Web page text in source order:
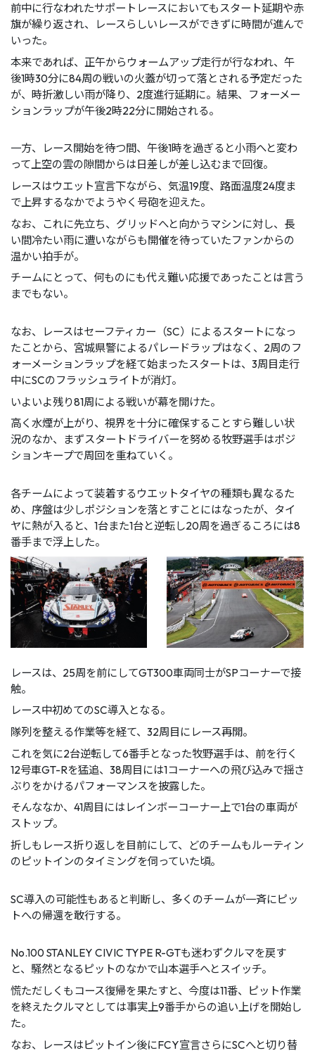
前中に⾏なわれたサポートレースにおいてもスタート延期や⾚
旗が繰り返され、レースらしいレースができずに時間が進んで
いった。
本来であれば、正午からウォームアップ⾛⾏が⾏なわれ、午
後1時30分に84周の戦いの⽕蓋が切って落とされる予定だった
が、時折激しい⾬が降り、2度進⾏延期に。結果、フォーメー
ションラップが午後2時22分に開始される。
⼀⽅、レース開始を待つ間、午後1時を過ぎると⼩⾬へと変わ
って上空の雲の隙間からは⽇差しが差し込むまで回復。
レースはウエット宣⾔下ながら、気温19度、路⾯温度24度ま
で上昇するなかでようやく号砲を迎えた。
なお、これに先⽴ち、グリッドへと向かうマシンに対し、⻑
い間冷たい⾬に遭いながらも開催を待っていたファンからの
温かい拍⼿が。
チームにとって、何ものにも代え難い応援であったことは⾔う
までもない。
なお、レースはセーフティカー（SC）によるスタートになっ
たことから、宮城県警によるパレードラップはなく、2周のフ
ォーメーションラップを経て始まったスタートは、3周⽬⾛⾏
中にSCのフラッシュライトが消灯。
いよいよ残り81周による戦いが幕を開けた。
⾼く⽔煙が上がり、視界を⼗分に確保することすら難しい状
況のなか、まずスタートドライバーを努める牧野選⼿はポジ
ションキープで周回を重ねていく。
各チームによって装着するウエットタイヤの種類も異なるた
め、序盤は少しポジションを落とすことにはなったが、タイ
ヤに熱が⼊ると、1台また1台と逆転し20周を過ぎるころには8
番⼿まで浮上した。
レースは、25周を前にしてGT300⾞両同⼠がSPコーナーで接
触。
レース中初めてのSC導⼊となる。
隊列を整える作業等を経て、32周⽬にレース再開。
これを気に2台逆転して6番⼿となった牧野選⼿は、前を⾏く
12号⾞GT-Rを猛追、38周⽬には1コーナーへの⾶び込みで揺さ
ぶりをかけるパフォーマンスを披露した。
そんななか、41周⽬にはレインボーコーナー上で1台の⾞両が
ストップ。
折しもレース折り返しを⽬前にして、どのチームもルーティン
のピットインのタイミングを伺っていた頃。
SC導⼊の可能性もあると判断し、多くのチームが⼀⻫にピッ
トへの帰還を敢⾏する。
No.100 STANLEY CIVIC TYPE R-GTも迷わずクルマを戻す
と、騒然となるピットのなかで⼭本選⼿へとスイッチ。
慌ただしくもコース復帰を果たすと、今度は11番、ピット作業
を終えたクルマとしては事実上9番⼿からの追い上げを開始し
た。
なお、レースはピットイン後にFCY宣⾔さらにSCへと切り替